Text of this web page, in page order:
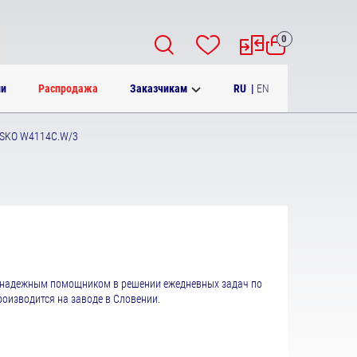
Распродажа Заказчикам RU | EN
0
W4114C.W/3
помощником в решении ежедневных задач по
на заводе в Словении.